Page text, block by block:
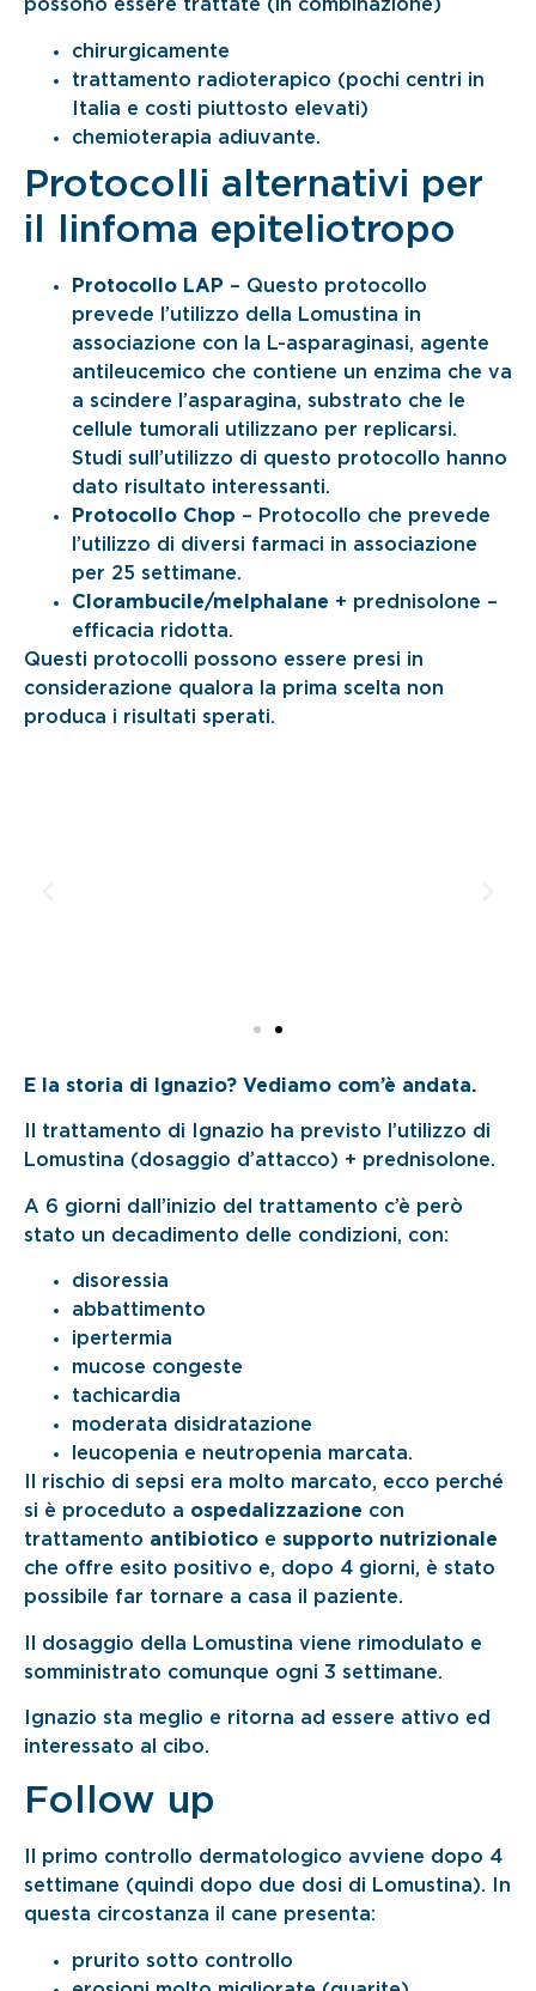
possono essere trattate (in combinazione)
chirurgicamente
trattamento radioterapico (pochi centri in
Italia e costi piuttosto elevati)
chemioterapia adiuvante.
Protocolli alternativi per
il linfoma epiteliotropo
Protocollo LAP – Questo protocollo
prevede l’utilizzo della Lomustina in
associazione con la L-asparaginasi, agente
antileucemico che contiene un enzima che va
a scindere l’asparagina, substrato che le
cellule tumorali utilizzano per replicarsi.
Studi sull’utilizzo di questo protocollo hanno
dato risultato interessanti.
Protocollo Chop – Protocollo che prevede
l’utilizzo di diversi farmaci in associazione
per 25 settimane.
Clorambucile/melphalane + prednisolone –
efficacia ridotta.
Questi protocolli possono essere presi in
considerazione qualora la prima scelta non
produca i risultati sperati.
E la storia di Ignazio? Vediamo com’è andata.
Il trattamento di Ignazio ha previsto l’utilizzo di
Lomustina (dosaggio d’attacco) + prednisolone.
A 6 giorni dall’inizio del trattamento c’è però
stato un decadimento delle condizioni, con:
disoressia
abbattimento
ipertermia
mucose congeste
tachicardia
moderata disidratazione
leucopenia e neutropenia marcata.
Il rischio di sepsi era molto marcato, ecco perché
si è proceduto a ospedalizzazione con
trattamento antibiotico e supporto nutrizionale
che offre esito positivo e, dopo 4 giorni, è stato
possibile far tornare a casa il paziente.
Il dosaggio della Lomustina viene rimodulato e
somministrato comunque ogni 3 settimane.
Ignazio sta meglio e ritorna ad essere attivo ed
interessato al cibo.
Follow up
Il primo controllo dermatologico avviene dopo 4
settimane (quindi dopo due dosi di Lomustina). In
questa circostanza il cane presenta:
prurito sotto controllo